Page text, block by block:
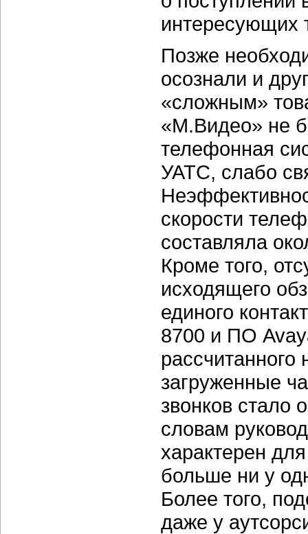
интересующих
Позже
осознали и
«сложным»
«М.Видео» не
телефонная
УАТС, слабо
скорости
составляла
Кроме того,
исходящего
единого
8700 и ПО
загруженные
звонков стало
словам
характерен
больше ни у
Более того,
даже у